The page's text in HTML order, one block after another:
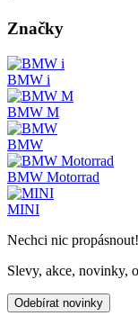
Značky
BMW i
BMW M
BMW
BMW Motorrad
MINI
Nechci nic propásnout!
Slevy, akce, novinky,
Odebírat novinky